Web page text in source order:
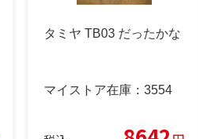
タミヤ TB03 だったかな
マイストア在庫： 3554